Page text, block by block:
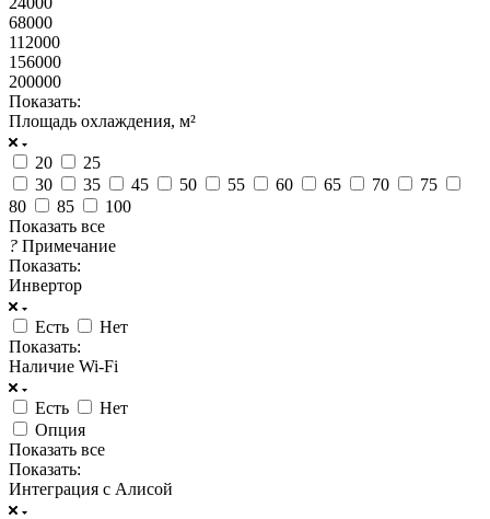
68000
112000
156000
200000
Показать:
Площадь охлаждения, м²
20
25
30
35 45 50 55 60 65 70
75
80
85
100
Показать все
? Примечание
Показать:
Инвертор
Есть
Нет
Показать:
Наличие Wi-Fi
Есть
Нет
Опция
Показать все
Показать:
Интеграция с Алисой